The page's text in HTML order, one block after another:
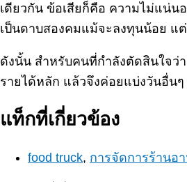
เดียวกัน ข้อเสียก็คือ ความไม่แน่น
เป็นดาบสองคมแม้จะลงทุนน้อย แ
ดังนั้น สำหรับคนที่กำลังตัดสินใจว่า
รายได้หลัก แล้วจึงค่อยแบ่งวันอื่น
แท็กที่เกี่ยวข้อง
food truck, การจัดการร้านอ